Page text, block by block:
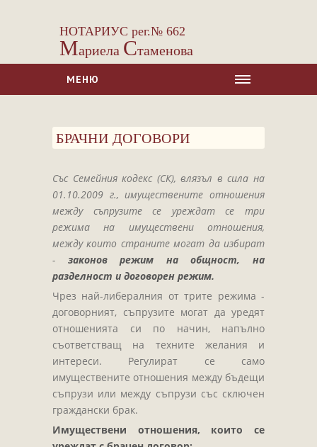
НОТАРИУС рег.№ 662
Мариела Стаменова
МЕНЮ
ЗА НАС
Сделки с недвижими имоти
Сделки с МПС
Ипотеки
Удостоверявания
Нотариални покани
Констативни протоколи
Завещания
Изготвяне на документи
Брачни договори
БЛАНКИ
ТАКСИ
ПОЛЕЗНА ИНФОРМАЦИЯ
БРАЧНИ ДОГОВОРИ
Със Семейния кодекс (СК), влязъл в сила на
01.10.2009 г., имуществените отношения
между съпрузите се уреждат се три
режима на имуществени отношения,
между които страните могат да избират
- законов режим на общност, на
разделност и договорен режим.
Чрез най-либералния от трите режима -
договорният, съпрузите могат да уредят
отношенията си по начин, напълно
съответстващ на техните желания и
интереси. Регулират се само
имуществените отношения между бъдещи
съпрузи или между съпрузи със сключен
граждански брак.
Имуществени отношения, които се